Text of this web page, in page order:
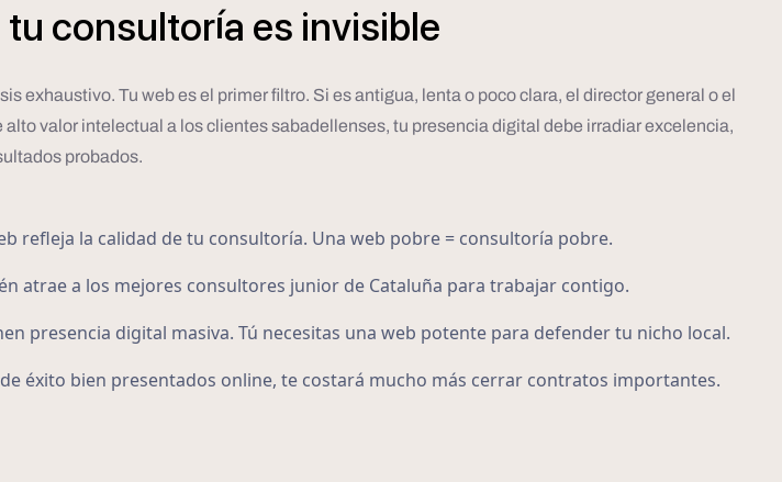
tu consultoría es invisible
exhaustivo. Tu web es el primer filtro. Si es antigua, lenta o poco clara, el director general o el
valor intelectual a los clientes sabadellenses, tu presencia digital debe irradiar excelencia,
probados.
refleja la calidad de tu consultoría. Una web pobre = consultoría pobre.
atrae a los mejores consultores junior de Cataluña para trabajar contigo.
presencia digital masiva. Tú necesitas una web potente para defender tu nicho local.
éxito bien presentados online, te costará mucho más cerrar contratos importantes.